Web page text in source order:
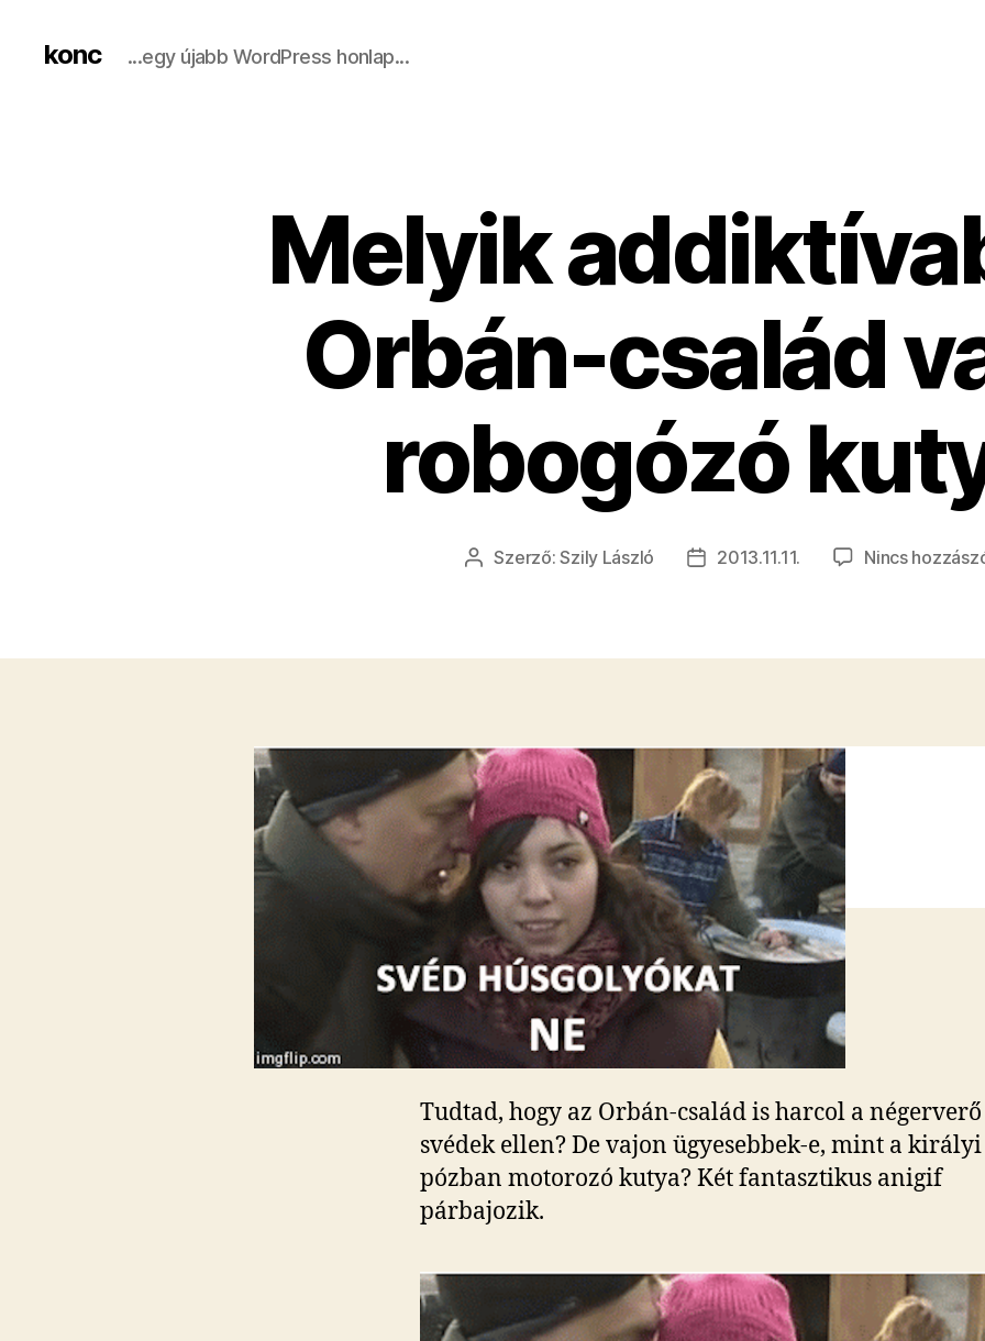
konc ...egy újabb WordPress honlap...
Melyik
Orbán-család
robogózó
Bejegyzés
Szerző:Szily László
Bejegyzés
2013.11.11. Nincs
Tudtad, hogy az Orbán-család is harcol a négerverő
svédek ellen? De vajon ügyesebbek-e, mint a királyi
pózban motorozó kutya? Két fantasztikus anigif
párbajozik.